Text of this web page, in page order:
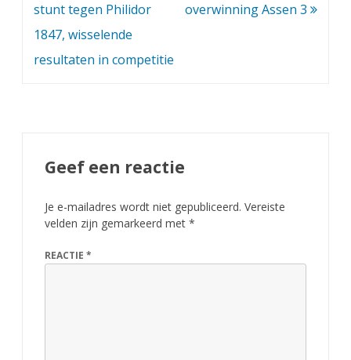
navigatie
stunt tegen Philidor
1847, wisselende
resultaten in competitie
overwinning Assen 3
Geef een reactie
Je e-mailadres wordt niet gepubliceerd. Vereiste
velden zijn gemarkeerd met *
REACTIE *